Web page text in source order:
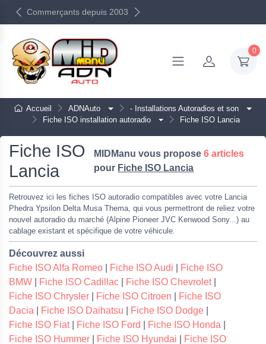
Commerçants depuis 2003
0
Accueil ADNAuto
- Installations Autoradios et son
Fiche ISO installation autoradio
Fiche ISO Lancia
Fiche ISO
Lancia
MIDManu vous propose6 articles
pour Fiche ISO Lancia
Retrouvez ici les fiches ISO autoradio compatibles avec votre Lancia
Phedra Ypsilon Delta Musa Thema, qui vous permettront de reliez votre
nouvel autoradio du marché (Alpine Pioneer JVC Kenwood Sony...) au
cablage existant et spécifique de votre véhicule.
Découvrez aussi
Fiche ISO Alfa Romeo
Fiche ISO Audi
Fiche ISO
BMW
Fiche ISO Cadillac Fiche ISO Chevrolet|
Fiche ISO Chrysler
Fiche ISO Citroen
Fiche ISO
Dacia
Fiche ISO Daihatsu Fiche ISO Dodge
Fiche ISO Fiat| Fiche ISO Ford Fiche ISO Honda
Fiche ISO Hummer
Fiche ISO Hyundai
Fiche ISO